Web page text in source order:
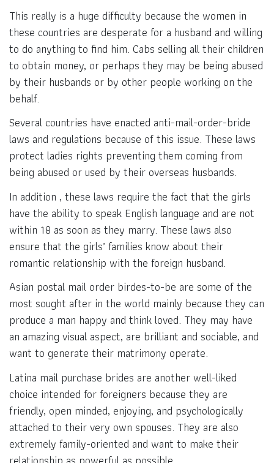
This really is a huge difficulty because the women in
these countries are desperate for a husband and willing
to do anything to find him. Cabs selling all their children
to obtain money, or perhaps they may be being abused
by their husbands or by other people working on the
behalf.
Several countries have enacted anti-mail-order-bride
laws and regulations because of this issue. These laws
protect ladies rights preventing them coming from
being abused or used by their overseas husbands.
In addition , these laws require the fact that the girls
have the ability to speak English language and are not
within 18 as soon as they marry. These laws also
ensure that the girls’ families know about their
romantic relationship with the foreign husband.
Asian postal mail order birdes-to-be are some of the
most sought after in the world mainly because they can
produce a man happy and think loved. They may have
an amazing visual aspect, are brilliant and sociable, and
want to generate their matrimony operate.
Latina mail purchase brides are another well-liked
choice intended for foreigners because they are
friendly, open minded, enjoying, and psychologically
attached to their very own spouses. They are also
extremely family-oriented and want to make their